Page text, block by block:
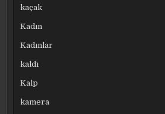
kaçak
Kadın
Kadınlar
kaldı
Kalp
kamera